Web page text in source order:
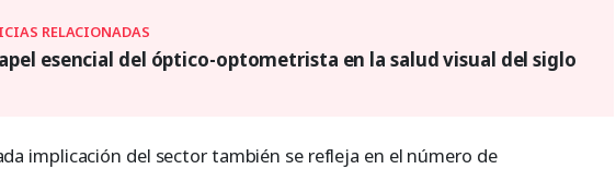
esencial del óptico-optometrista en la salud visual del siglo
implicación del sector también se refleja en el número de